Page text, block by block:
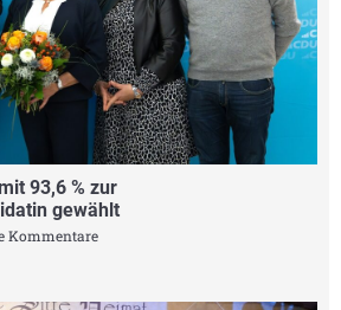
93,6 % zur
gewählt
Kommentare